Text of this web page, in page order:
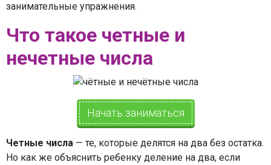
занимательные упражнения.
Что такое четные и
нечетные числа
Начать заниматься
Четные числа — те, которые делятся на два без остатка.
Но как же объяснить ребенку деление на два, если